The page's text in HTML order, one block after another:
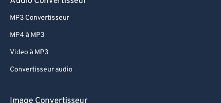
MP3 Convertisseur
MP4 à MP3
Video à MP3
Convertisseur audio